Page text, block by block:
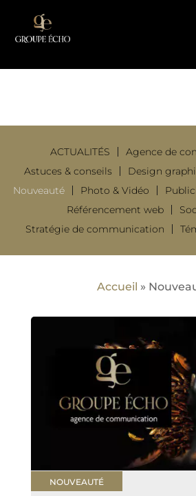
ACTUALITÉS
Agence de
Astuces & conseils
Design
Nouveauté
Photo & Vidéo
Référencement web
Stratégie de communication
Accueil »
NOUVEAUTÉ